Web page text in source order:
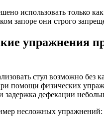
использовать только
запоре они строго
упражнения
стул возможно без
помощи физических
задержка дефекации
несложных упражнений: